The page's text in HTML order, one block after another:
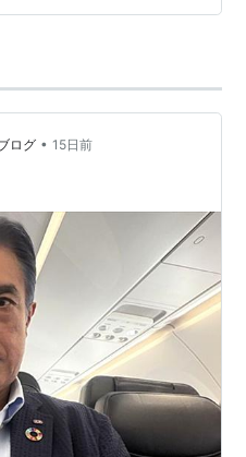
月に出版予定（７月予定
たち」…
ログ • 15日前